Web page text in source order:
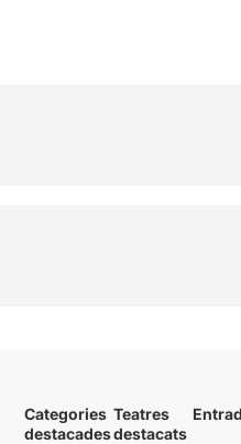
Categories
destacades
Teatres
destacats